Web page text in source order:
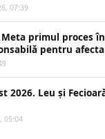
07:39
primul proces
pentru
2026. Leu și
05:04